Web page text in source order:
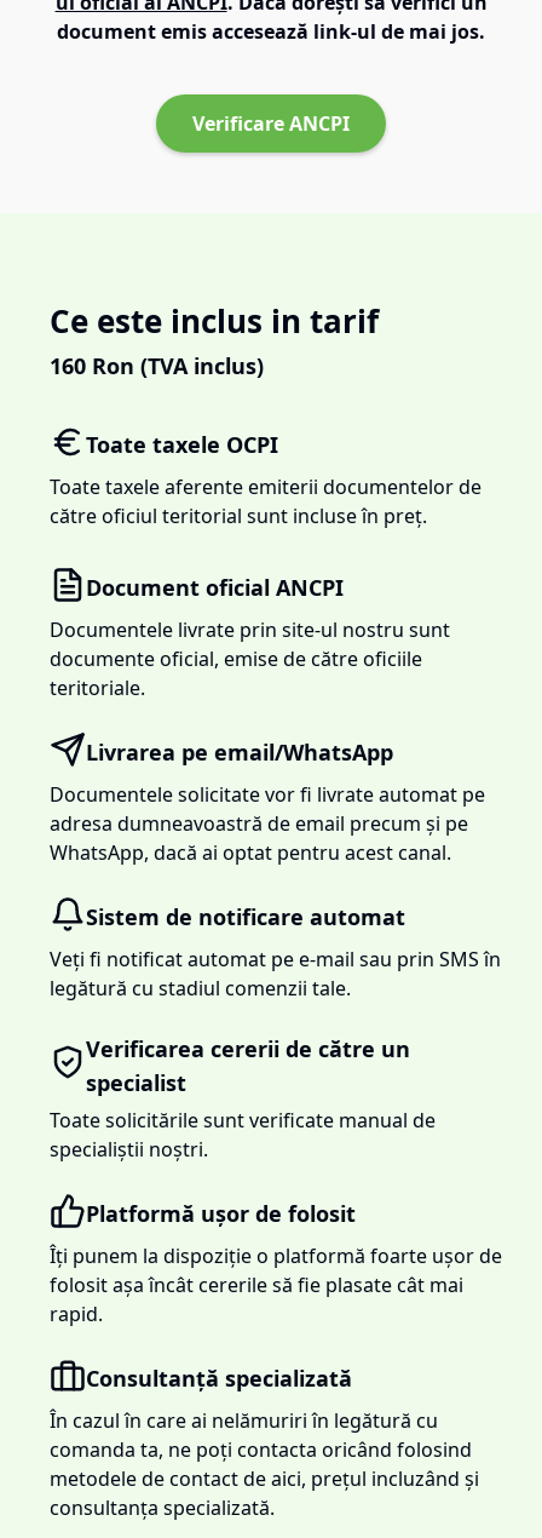
document emis accesează link-ul de mai jos.
Verificare ANCPI
Ce este inclus in tarif
160 Ron (TVA inclus)
Toate taxele OCPI
Toate taxele aferente emiterii documentelor de
către oficiul teritorial sunt incluse în preț.
Document oficial ANCPI
Documentele livrate prin site-ul nostru sunt
documente oficial, emise de către oficiile
teritoriale.
Livrarea pe email/WhatsApp
Documentele solicitate vor fi livrate automat pe
adresa dumneavoastră de email precum și pe
WhatsApp, dacă ai optat pentru acest canal.
Sistem de notificare automat
Veți fi notificat automat pe e-mail sau prin SMS în
legătură cu stadiul comenzii tale.
Verificarea cererii de către un
specialist
Toate solicitările sunt verificate manual de
specialiștii noștri.
Platformă ușor de folosit
Îți punem la dispoziție o platformă foarte ușor de
folosit așa încât cererile să fie plasate cât mai
rapid.
Consultanță specializată
În cazul în care ai nelămuriri în legătură cu
comanda ta, ne poți contacta oricând folosind
metodele de contact de aici, prețul incluzând și
consultanța specializată.